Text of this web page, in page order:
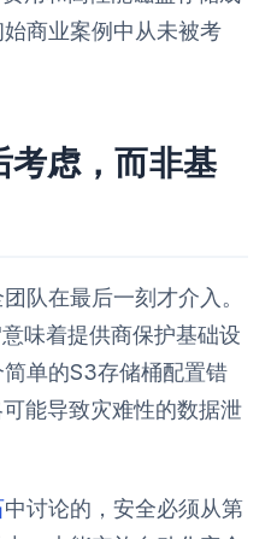
商业案例中从未被考
虑，而非基
队在最后一刻才介入。
味着提供商保护基础设
单的S3存储桶配置错
能导致灾难性的数据泄
中讨论的，安全必须从第